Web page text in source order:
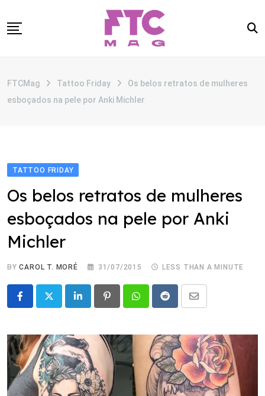
to
CATEGORIAS
FTCMag Tattoo Friday
Os belos retratos de mulheres
esboçados na pele por Anki Michler
TATTOO FRIDAY
Os belos retratos de mulheres
esboçados na pele por Anki
Michler
BYCAROL T. MORÉ 31/07/2015 LESS THAN A MINUTE
LinkedIn PinterestWhatsappRedditShare
Email